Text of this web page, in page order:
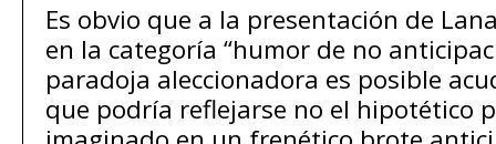
Es obvio que a la presentación de
en la categoría “humor de no
paradoja aleccionadora es posible
que podría reflejarse no el hipotético